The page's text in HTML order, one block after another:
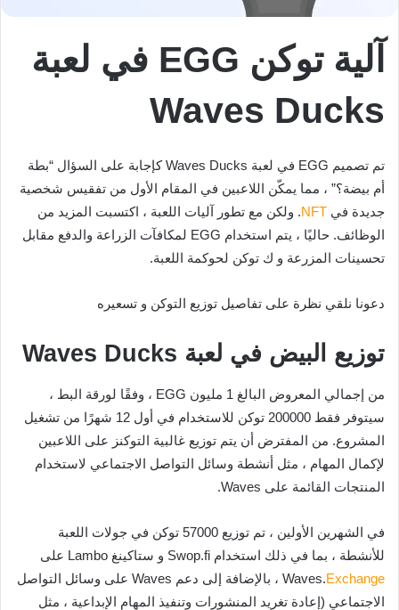
آلية توكن EGG في لعبة
Waves Ducks
تم تصميم EGG في لعبة Waves Ducks كإجابة على السؤال “بطة
أم بيضة؟” ، مما يمكّن اللاعبين في المقام الأول من تفقيس شخصية
جديدة في NFT. ولكن مع تطور آليات اللعبة ، اكتسبت المزيد من
الوظائف. حاليًا ، يتم استخدام EGG لمكافآت الزراعة والدفع مقابل
تحسينات المزرعة و ك توكن لحوكمة اللعبة.
دعونا نلقي نظرة على تفاصيل توزيع التوكن و تسعيره
توزيع البيض في لعبة Waves Ducks
من إجمالي المعروض البالغ 1 مليون EGG ، وفقًا لورقة البط ،
سيتوفر فقط 200000 توكن للاستخدام في أول 12 شهرًا من تشغيل
المشروع. من المفترض أن يتم توزيع غالبية التوكنز على اللاعبين
لإكمال المهام ، مثل أنشطة وسائل التواصل الاجتماعي لاستخدام
المنتجات القائمة على Waves.
في الشهرين الأولين ، تم توزيع 57000 توكن في جولات اللعبة
للأنشطة ، بما في ذلك استخدام Swop.fi و ستاكينغ Lambo على
Waves.Exchange
، بالإضافة إلى دعم Waves على وسائل التواصل
الاجتماعي (إعادة تغريد المنشورات وتنفيذ المهام الإبداعية ، مثل